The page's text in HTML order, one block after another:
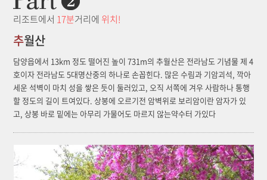
리조트에서 17분거리에 위치!
추월산
담양읍에서 13km 정도 떨어진 높이 731m의 추월산은 전라남도 기념물 제 4
호이자 전라남도 5대명산중의 하나로 손꼽힌다. 많은 수림과 기암괴석, 깍아
세운 석벽이 마치 성을 쌓은 듯이 둘러있고, 오직 서쪽에 겨우 사람하나 통행
할 정도의 길이 트여있다. 상봉에 오르기전 암벽위로 보리암이란 암자가 있
고, 상봉 바로 밑에는 아무리 가물어도 마르지 않는약수터 가있다